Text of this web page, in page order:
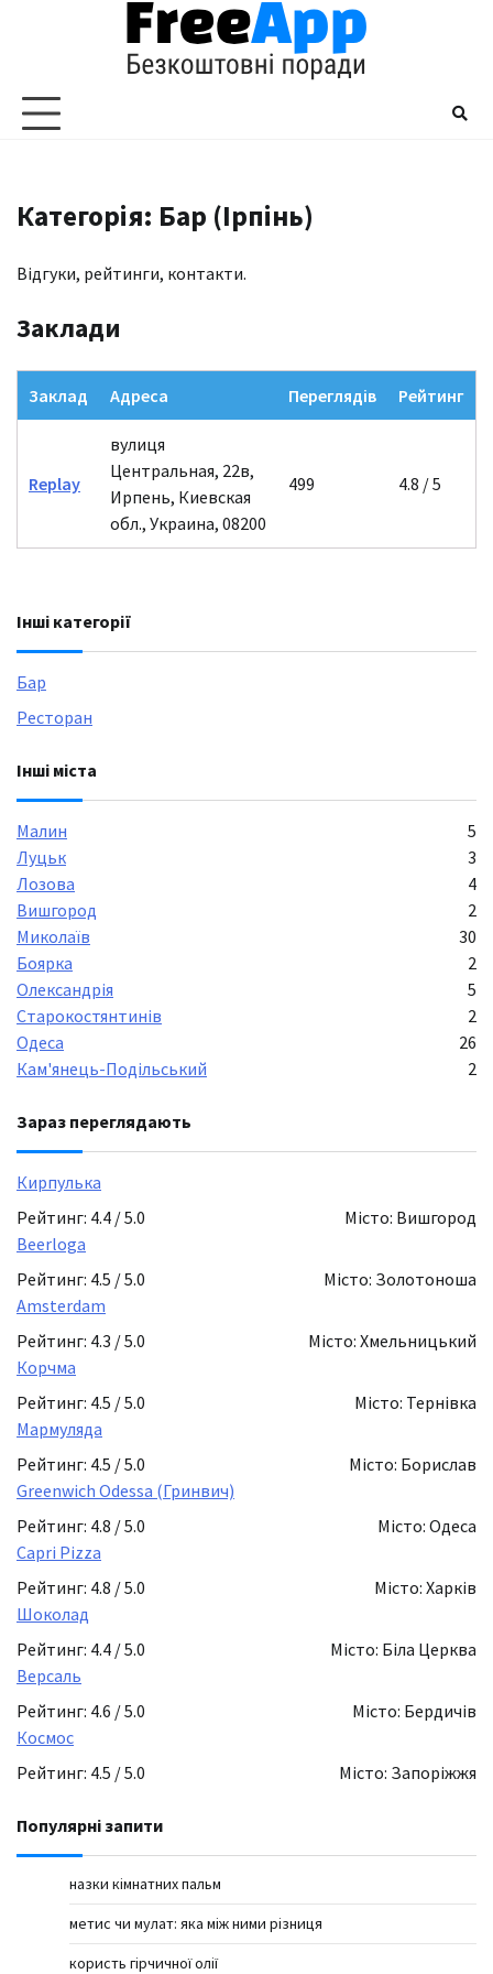
Категорія: Бар (Ірпінь)
Відгуки, рейтинги, контакти.
Заклади
Заклад Адреса Переглядів Рейтинг
Replay
вулиця
Центральная, 22в,
Ирпень, Киевская
обл., Украина, 08200
499 4.8 / 5
Інші категорії
Бар
Ресторан
Інші міста
Малин
5
Луцьк
3
Лозова
4
Вишгород
2
Миколаїв
30
Боярка
2
Олександрія
5
Старокостянтинів
2
Одеса
26
Кам'янець-Подільський
2
Зараз переглядають
Кирпулька
Рейтинг: 4.4 / 5.0
Місто: Вишгород
Beerloga
Рейтинг: 4.5 / 5.0
Місто: Золотоноша
Amsterdam
Рейтинг: 4.3 / 5.0
Місто: Хмельницький
Корчма
Рейтинг: 4.5 / 5.0
Місто: Тернівка
Мармуляда
Рейтинг: 4.5 / 5.0
Місто: Борислав
Greenwich Odessa (Гринвич)
Рейтинг: 4.8 / 5.0
Місто: Одеса
Capri Pizza
Рейтинг: 4.8 / 5.0
Місто: Харків
Шоколад
Рейтинг: 4.4 / 5.0
Місто: Біла Церква
Версаль
Рейтинг: 4.6 / 5.0
Місто: Бердичів
Космос
Рейтинг: 4.5 / 5.0
Місто: Запоріжжя
Популярні запити
назки кімнатних пальм
метис чи мулат: яка між ними різниця
користь гірчичної олії